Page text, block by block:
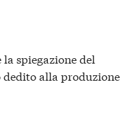
la spiegazione del
alla produzione